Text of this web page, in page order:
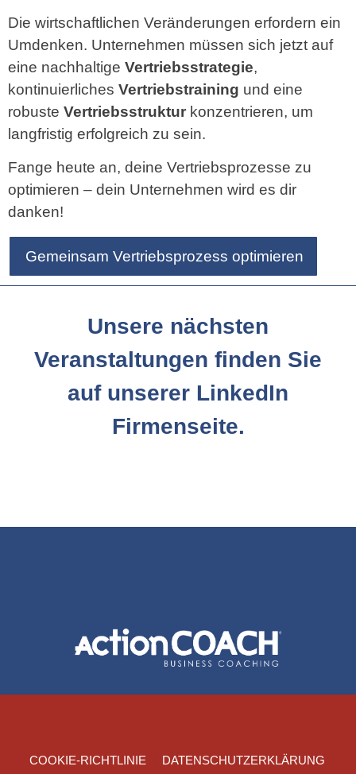
Die wirtschaftlichen Veränderungen erfordern ein
Umdenken. Unternehmen müssen sich jetzt auf
eine nachhaltige Vertriebsstrategie,
kontinuierliches Vertriebstraining und eine
robuste Vertriebsstruktur konzentrieren, um
langfristig erfolgreich zu sein.
Fange heute an, deine Vertriebsprozesse zu
optimieren – dein Unternehmen wird es dir
danken!
Gemeinsam Vertriebsprozess optimieren
Unsere nächsten
Veranstaltungen finden Sie
auf unserer LinkedIn
Firmenseite.
COOKIE-RICHTLINIE DATENSCHUTZERKLÄRUNG